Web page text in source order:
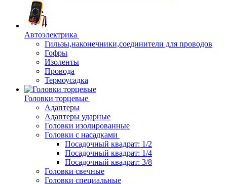
Автоэлектрика
Гильзы,наконечники,соединители для проводов
Гофры
Изоленты
Провода
Термоусадка
Головки торцевые
Адаптеры
Адаптеры ударные
Головки изолированные
Головки с насадками
Посадочный квадрат: 1/2
Посадочный квадрат: 1/4
Посадочный квадрат: 3/8
Головки свечные
Головки специальные